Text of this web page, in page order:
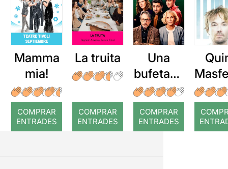
Mamma
mia!
COMPRAR
ENTRADES
La truita
COMPRAR
ENTRADES
Una
bufetada
a temps
COMPRAR
ENTRADES
r: